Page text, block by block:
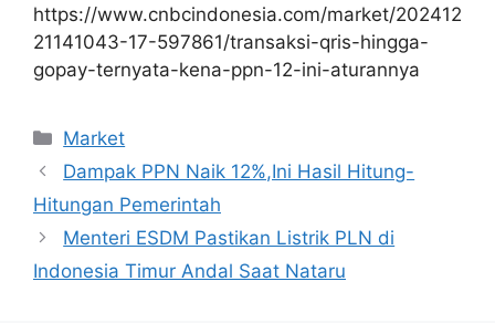
https://www.cnbcindonesia.com/market/202412
21141043-17-597861/transaksi-qris-hingga-
gopay-ternyata-kena-ppn-12-ini-aturannya
Kategori
Market
Dampak PPN Naik 12%,Ini Hasil Hitung-
Hitungan Pemerintah
Menteri ESDM Pastikan Listrik PLN di
Indonesia Timur Andal Saat Nataru